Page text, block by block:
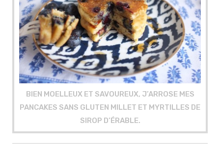
BIEN MOELLEUX ET SAVOUREUX, J’ARROSE MES
PANCAKES SANS GLUTEN MILLET ET MYRTILLES DE
SIROP D’ÉRABLE.